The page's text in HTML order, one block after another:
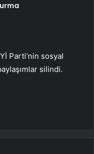
Parti’nin sosyal
silindi.